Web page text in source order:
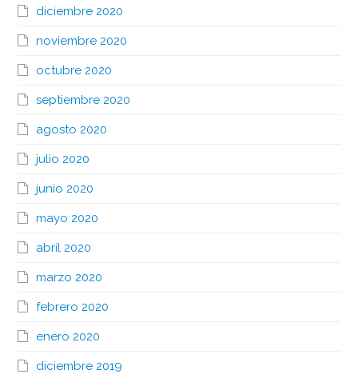
diciembre 2020
noviembre 2020
octubre 2020
septiembre 2020
agosto 2020
julio 2020
junio 2020
mayo 2020
abril 2020
marzo 2020
febrero 2020
enero 2020
diciembre 2019